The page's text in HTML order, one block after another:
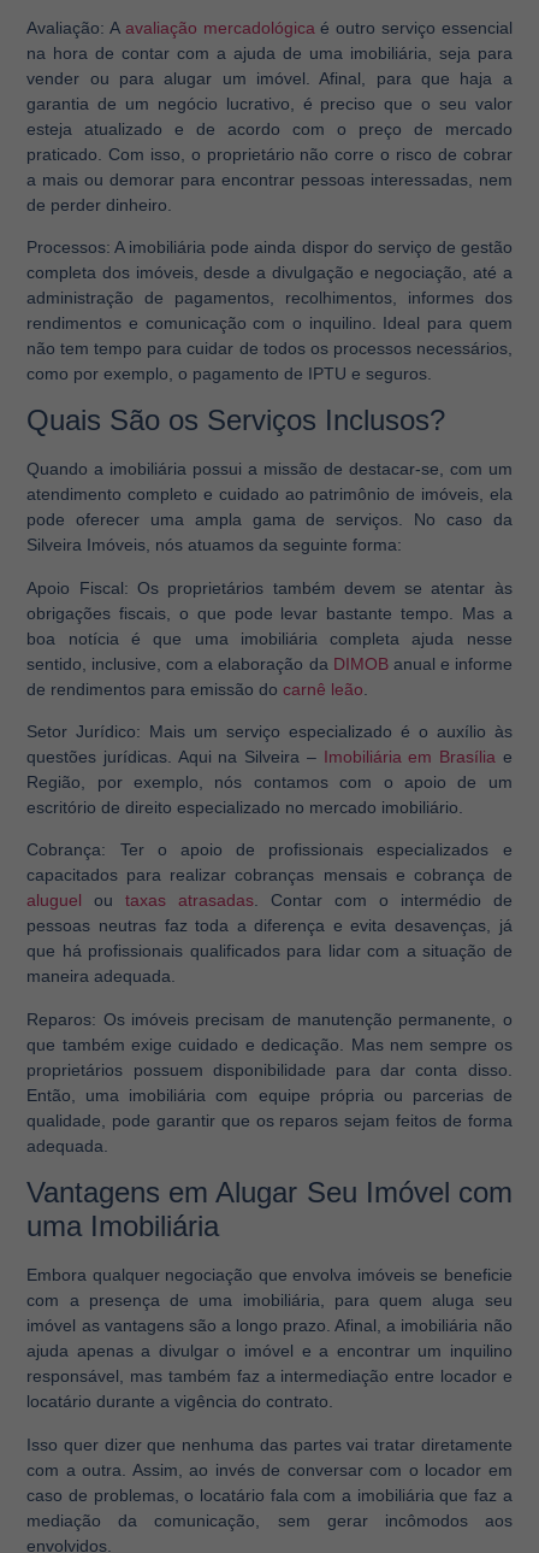
Avaliação: A avaliação mercadológica é outro serviço essencial
na hora de contar com a ajuda de uma imobiliária, seja para
vender ou para alugar um imóvel. Afinal, para que haja a
garantia de um negócio lucrativo, é preciso que o seu valor
esteja atualizado e de acordo com o preço de mercado
praticado. Com isso, o proprietário não corre o risco de cobrar
a mais ou demorar para encontrar pessoas interessadas, nem
de perder dinheiro.
Processos: A imobiliária pode ainda dispor do serviço de gestão
completa dos imóveis, desde a divulgação e negociação, até a
administração de pagamentos, recolhimentos, informes dos
rendimentos e comunicação com o inquilino. Ideal para quem
não tem tempo para cuidar de todos os processos necessários,
como por exemplo, o pagamento de IPTU e seguros.
Quais São os Serviços Inclusos?
Quando a imobiliária possui a missão de destacar-se, com um
atendimento completo e cuidado ao patrimônio de imóveis, ela
pode oferecer uma ampla gama de serviços. No caso da
Silveira Imóveis, nós atuamos da seguinte forma:
Apoio Fiscal: Os proprietários também devem se atentar às
obrigações fiscais, o que pode levar bastante tempo. Mas a
boa notícia é que uma imobiliária completa ajuda nesse
sentido, inclusive, com a elaboração da DIMOBanual e informe
de rendimentos para emissão docarnê leão
Setor Jurídico: Mais um serviço especializado é o auxílio às
questões jurídicas. Aqui na Silveira – Imobiliária em Brasília e
Região, por exemplo, nós contamos com o apoio de um
escritório de direito especializado no mercado imobiliário.
Cobrança: Ter o apoio de profissionais especializados e
capacitados para realizar cobranças mensais e cobrança de
aluguel outaxas atrasadas. Contar com o intermédio de
pessoas neutras faz toda a diferença e evita desavenças, já
que há profissionais qualificados para lidar com a situação de
maneira adequada.
Reparos: Os imóveis precisam de manutenção permanente, o
que também exige cuidado e dedicação. Mas nem sempre os
proprietários possuem disponibilidade para dar conta disso.
Então, uma imobiliária com equipe própria ou parcerias de
qualidade, pode garantir que os reparos sejam feitos de forma
adequada.
Vantagens em Alugar Seu Imóvel com
uma Imobiliária
Embora qualquer negociação que envolva imóveis se beneficie
com a presença de uma imobiliária, para quem aluga seu
imóvel as vantagens são a longo prazo. Afinal, a imobiliária não
ajuda apenas a divulgar o imóvel e a encontrar um inquilino
responsável, mas também faz a intermediação entre locador e
locatário durante a vigência do contrato.
Isso quer dizer que nenhuma das partes vai tratar diretamente
com a outra. Assim, ao invés de conversar com o locador em
caso de problemas, o locatário fala com a imobiliária que faz a
mediação da comunicação, sem gerar incômodos aos
envolvidos.